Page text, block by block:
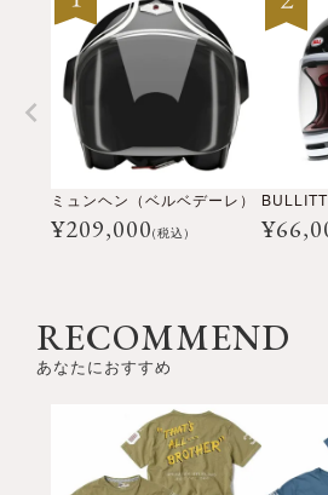
ミュンヘン（ベルベデーレ）
¥209,000(税込) ¥
RECOMMEND
あなたにおすすめ